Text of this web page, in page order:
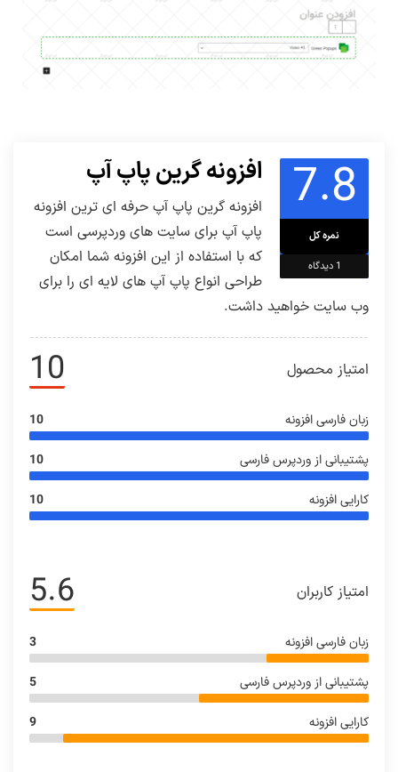
7.8
نمره کل
1 دیدگاه
افزونه گرین پاپ آپ
افزونه گرین پاپ آپ حرفه ای ترین افزونه
پاپ آپ برای سایت های وردپرسی است
که با استفاده از این افزونه شما امکان
طراحی انواع پاپ آپ های لایه ای را برای
وب سایت خواهید داشت.
10 امتیاز محصول
زبان فارسی افزونه 10
پشتیبانی از وردپرس فارسی 10
کارایی افزونه 10
5.6 امتیاز کاربران
زبان فارسی افزونه 3
پشتیبانی از وردپرس فارسی 5
کارایی افزونه 9